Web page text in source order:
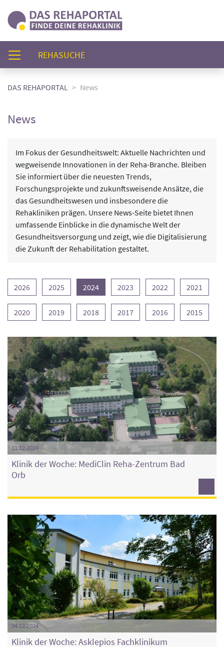
REHASUCHE(AKTUELL)
DAS REHAPORTAL News
News
Im Fokus der Gesundheitswelt: Aktuelle Nachrichten und
wegweisende Innovationen in der Reha-Branche. Bleiben
Sie informiert über die neuesten Trends,
Forschungsprojekte und zukunftsweisende Ansätze, die
das Gesundheitswesen und insbesondere die
Rehakliniken prägen. Unsere News-Seite bietet Ihnen
umfassende Einblicke in die dynamische Welt der
Gesundheitsversorgung und zeigt, wie die Digitalisierung
die Zukunft der Rehabilitation gestaltet.
2026 2025 2024 2023 2022 2021
2020 2019 2018 2017 2016 2015
11.12.2024
Klinik der Woche: MediClin Reha-Zentrum Bad
Orb
04.12.2024
Klinik der Woche: Asklepios Fachklinikum